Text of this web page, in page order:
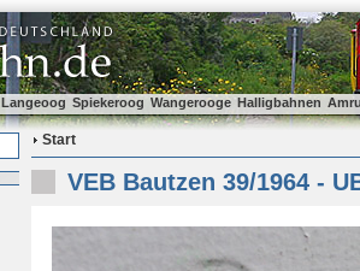
Langeoog Spiekeroog Wangerooge Halligbahnen
Start
VEB Bautzen 39/1964 -